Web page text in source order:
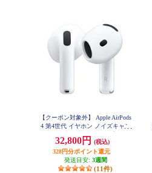
【クーポン対象外】 Apple AirPods
4 第4世代 イヤホン ノイズキャン
イヤレス 空間オーディオ MXP93J-
A
32,800円
(税込)
328円分ポイント還元
発送目安: 3週間
(11件)